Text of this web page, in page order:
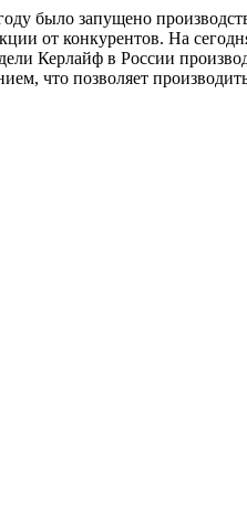
было запущено
от конкурентов. На
Керлайф в России
что позволяет